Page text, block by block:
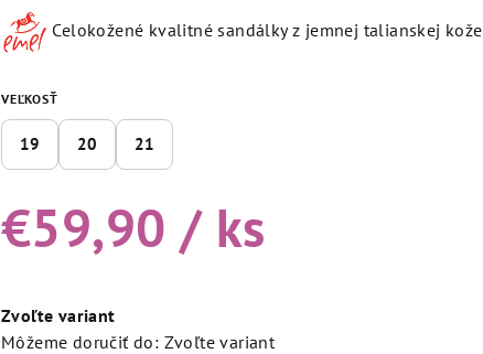
produktu
je
z
5
hviezdičiek.
Celokožené kvalitné sandálky z jemnej talianskej kože
VEĽKOSŤ
19 20 21
€59,90 / ks
cena:
Zvoľte variant
Môžeme doručiť do: Zvoľte variant